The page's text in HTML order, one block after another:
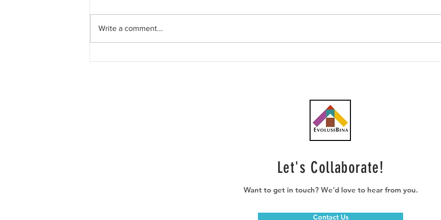
Write a comment...
Let's Collaborate!
Want to get in touch? We'd love to hear from you.
Contact Us